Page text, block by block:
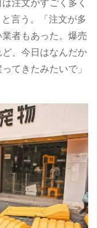
言う。「注文が多
者もあった。爆売
、今日はなんだか
てきたみたいで」